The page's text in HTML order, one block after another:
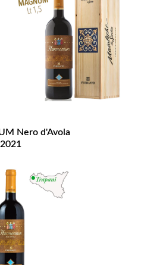
Nero d'Avola
2021